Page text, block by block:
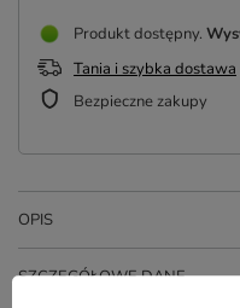
Produkt dostępny
Tania i szybka dostawa
Bezpieczne zakupy
OPIS
SZCZEGÓŁOWE DANE